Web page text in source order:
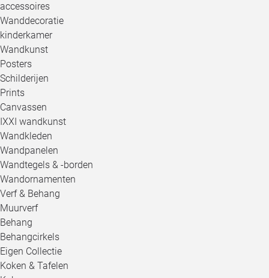
accessoires
Wanddecoratie
kinderkamer
Wandkunst
Posters
Schilderijen
Prints
Canvassen
IXXI wandkunst
Wandkleden
Wandpanelen
Wandtegels & -borden
Wandornamenten
Verf & Behang
Muurverf
Behang
Behangcirkels
Eigen Collectie
Koken & Tafelen